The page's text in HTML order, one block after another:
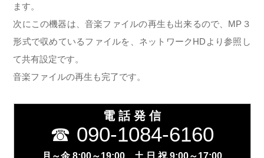
ます。
次にこの機器は、音楽ファイルの再生も出来るので、MP３
形式で収めているファイルを、ネットワークHDより参照し
て共有設定です。
音楽ファイルの再生も完了です。
電 話 発 信
☎ 090-1084-6160
月～金 8:00～19:00 土,日,祝 9:00～17:00